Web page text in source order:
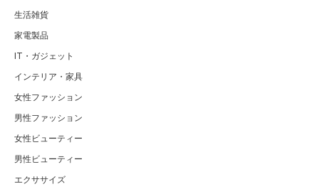
生活雑貨
家電製品
IT・ガジェット
インテリア・家具
女性ファッション
男性ファッション
女性ビューティー
男性ビューティー
エクササイズ